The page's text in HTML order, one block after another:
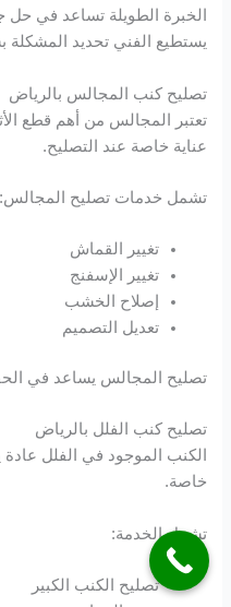
الخبرة الطويلة تساعد في
يستطيع الفني تحديد المشكلة
تصليح كنب المجالس بالرياض
تعتبر المجالس من أهم قطع
عناية خاصة عند التصليح.
تشمل خدمات تصليح المجالس:
تغيير القماش
تغيير الإسفنج
إصلاح الخشب
تعديل التصميم
تصليح المجالس يساعد في
تصليح كنب الفلل بالرياض
الكنب الموجود في الفلل
خاصة.
تشمل الخدمة:
تصليح الكنب الكبير